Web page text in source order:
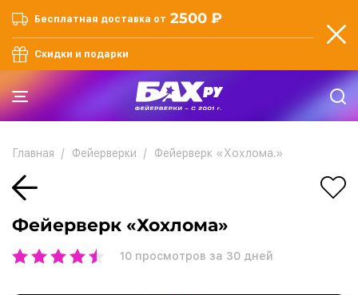
Бесплатная доставка от 2500 ₽
Скидки и подарки
Главная Фейерверки Фейерверк «Хохлома.»
Фейерверк «Хохлома»
10 просмотров за 30 дней